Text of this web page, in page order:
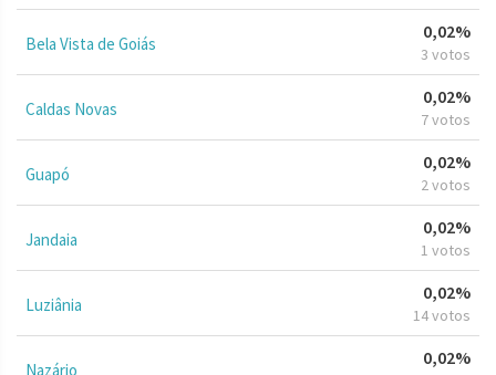
Bela Vista de Goiás
0,02%
3 votos
Caldas Novas
0,02%
7 votos
Guapó
0,02%
2 votos
Jandaia
0,02%
1 votos
Luziânia
0,02%
14 votos
Nazário
0,02%